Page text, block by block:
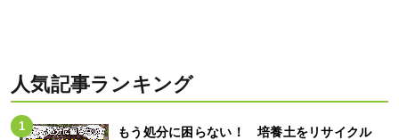
人気記事ランキング
もう処分に困らない！ 培養土をリサイクル